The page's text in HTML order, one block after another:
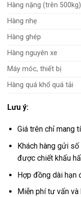
Hàng nặng (trên 500kg)
Hàng nhẹ
Hàng ghép
Hàng nguyên xe
Máy móc, thiết bị
Hàng quá khổ quá tải
Lưu ý:
Giá trên chỉ mang
Khách hàng gửi
được chiết khấu
Hợp đồng dài hạn
Miễn phí tư vấn và